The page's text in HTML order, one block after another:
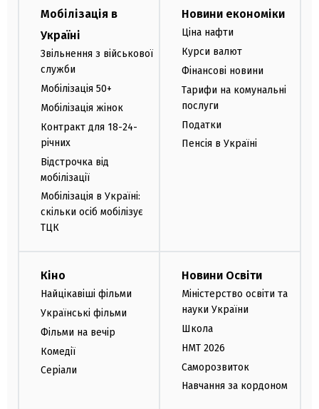
Мобілізація в
Україні
Звільнення з військової
служби
Мобілізація 50+
Мобілізація жінок
Контракт для 18-24-
річних
Відстрочка від
мобілізації
Мобілізація в Україні:
скільки осіб мобілізує
ТЦК
Новини економіки
Ціна нафти
Курси валют
Фінансові новини
Тарифи на комунальні
послуги
Податки
Пенсія в Україні
Кіно
Найцікавіші фільми
Українські фільми
Фільми на вечір
Комедії
Серіали
Новини Освіти
Міністерство освіти та
науки України
Школа
НМТ 2026
Саморозвиток
Навчання за кордоном